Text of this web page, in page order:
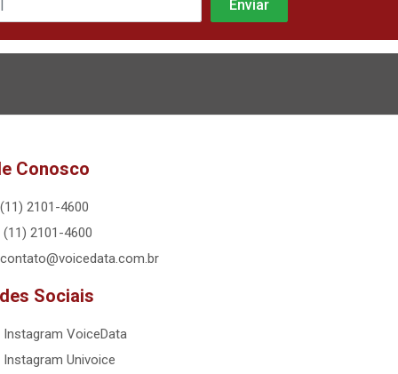
Conosco
(11) 2101-4600
(11) 2101-4600
contato@voicedata.com.br
Sociais
Instagram VoiceData
Instagram Univoice